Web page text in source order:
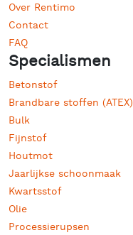
Over Rentimo
Contact
FAQ
Specialismen
Betonstof
Brandbare stoffen (ATEX)
Bulk
Fijnstof
Houtmot
Jaarlijkse schoonmaak
Kwartsstof
Olie
Processierupsen